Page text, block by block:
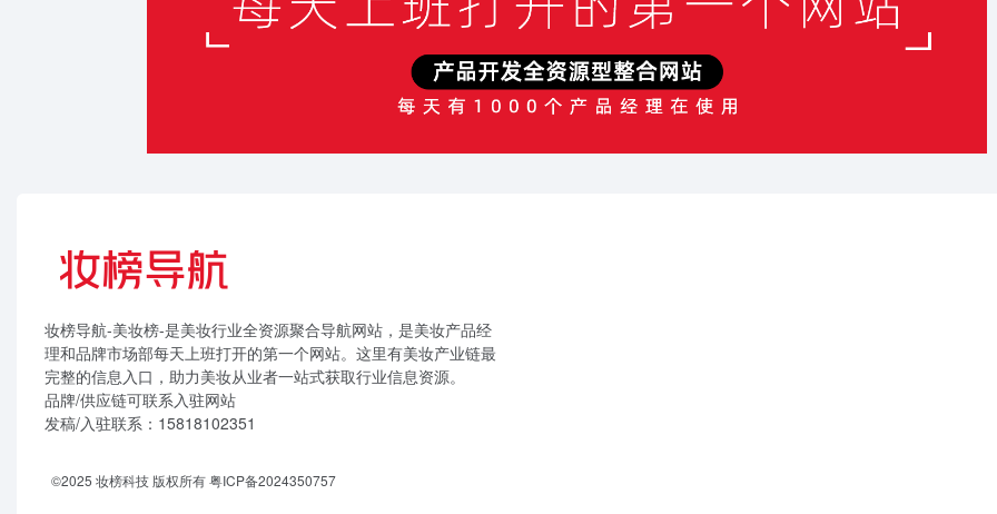
妆榜导航-美妆榜-是美妆行业全资源聚合导航网站，是美妆产品经
理和品牌市场部每天上班打开的第一个网站。这里有美妆产业链最
完整的信息入口，助力美妆从业者一站式获取行业信息资源。
品牌/供应链可联系入驻网站
发稿/入驻联系：15818102351
©2025 妆榜科技 版权所有粤ICP备2024350757